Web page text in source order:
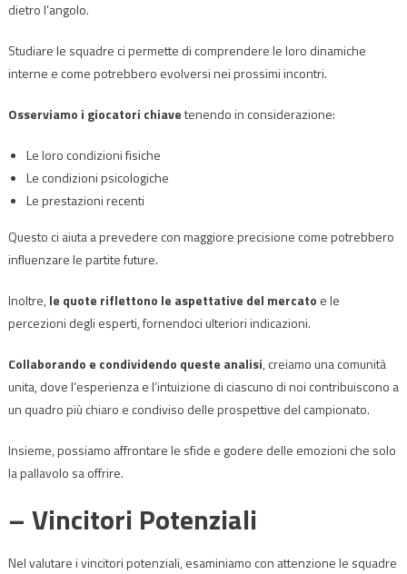
dietro l’angolo.
Studiare le squadre ci permette di comprendere le loro dinamiche
interne e come potrebbero evolversi nei prossimi incontri.
Osserviamo i giocatori chiavetenendo in considerazione:
Le loro condizioni fisiche
Le condizioni psicologiche
Le prestazioni recenti
Questo ci aiuta a prevedere con maggiore precisione come potrebbero
influenzare le partite future.
Inoltre,le quote riflettono le aspettative del mercato e le
percezioni degli esperti, fornendoci ulteriori indicazioni.
Collaborando e condividendo queste analisi, creiamo una comunità
unita, dove l’esperienza e l’intuizione di ciascuno di noi contribuiscono a
un quadro più chiaro e condiviso delle prospettive del campionato.
Insieme, possiamo affrontare le sfide e godere delle emozioni che solo
la pallavolo sa offrire.
– Vincitori Potenziali
Nel valutare i vincitori potenziali, esaminiamo con attenzione le squadre